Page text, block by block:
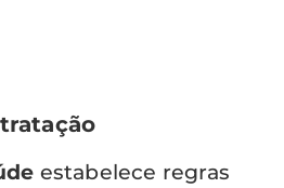
estabelece regras